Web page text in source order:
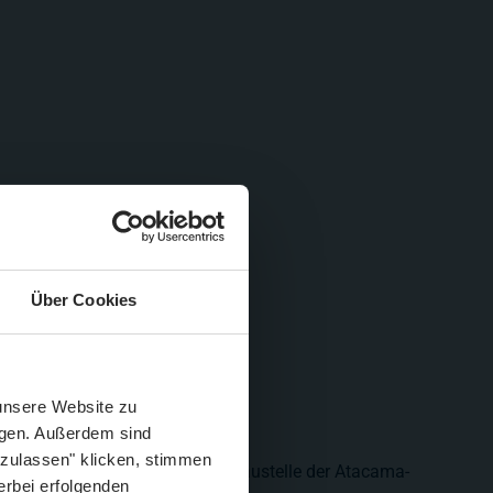
Über Cookies
Website zu
Außerdem sind
klicken, stimmen
erfolgenden
letzter Woche sind in die Baustelle der Atacama-
Schließen